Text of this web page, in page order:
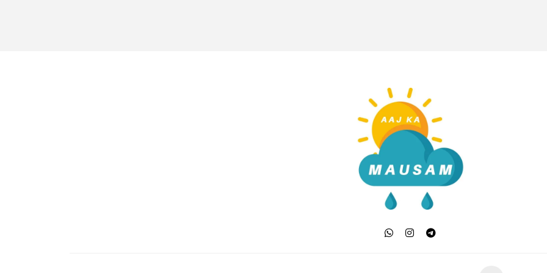
Aaj Ka Mausam | आज